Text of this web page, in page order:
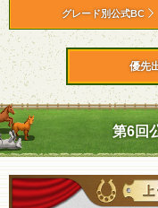
グレード別公式BC
優
第6回